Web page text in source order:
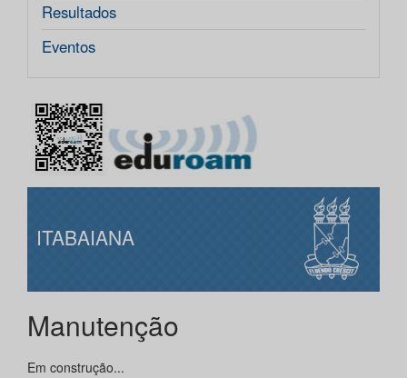
Resultados
Eventos
ITABAIANA
Manutenção
Em construção...